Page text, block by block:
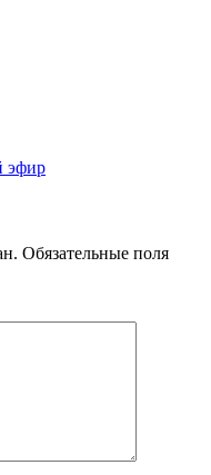
эфир
Обязательные поля